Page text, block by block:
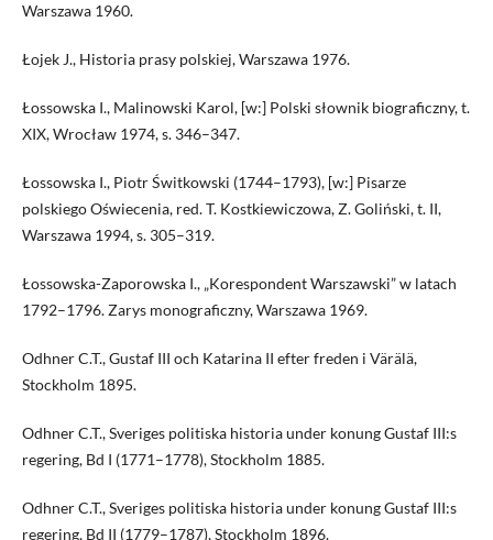
Warszawa 1960.
Łojek J., Historia prasy polskiej, Warszawa 1976.
Łossowska I., Malinowski Karol, [w:] Polski słownik biograficzny, t.
XIX, Wrocław 1974, s. 346–347.
Łossowska I., Piotr Świtkowski (1744–1793), [w:] Pisarze
polskiego Oświecenia, red. T. Kostkiewiczowa, Z. Goliński, t. II,
Warszawa 1994, s. 305–319.
Łossowska-Zaporowska I., „Korespondent Warszawski” w latach
1792–1796. Zarys monograficzny, Warszawa 1969.
Odhner C.T., Gustaf III och Katarina II efter freden i Värälä,
Stockholm 1895.
Odhner C.T., Sveriges politiska historia under konung Gustaf III:s
regering, Bd I (1771–1778), Stockholm 1885.
Odhner C.T., Sveriges politiska historia under konung Gustaf III:s
regering, Bd II (1779–1787), Stockholm 1896.